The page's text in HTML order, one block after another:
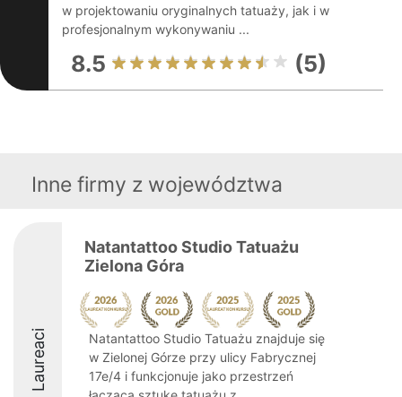
w projektowaniu oryginalnych tatuaży, jak i w
profesjonalnym wykonywaniu ...
8.5 (5)
Inne firmy z województwa
Laureaci
Natantattoo Studio Tatuażu
Zielona Góra
Natantattoo Studio Tatuażu znajduje się
w Zielonej Górze przy ulicy Fabrycznej
17e/4 i funkcjonuje jako przestrzeń